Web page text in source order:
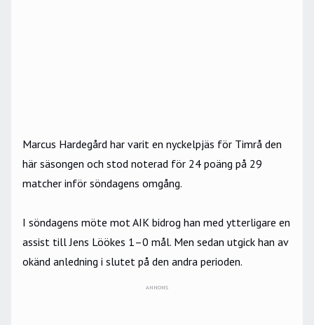
Marcus Hardegård har varit en nyckelpjäs för Timrå den
här säsongen och stod noterad för 24 poäng på 29
matcher inför söndagens omgång.
I söndagens möte mot AIK bidrog han med ytterligare en
assist till Jens Löökes 1–0 mål. Men sedan utgick han av
okänd anledning i slutet på den andra perioden.
ANNONS